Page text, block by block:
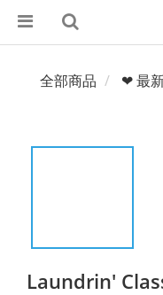
全部商品 ❤ 最
Laundrin'